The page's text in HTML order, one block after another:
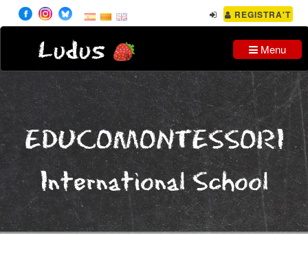
REGISTRA'T
Ludus Menu
EDUCOMONTESSORI
International School